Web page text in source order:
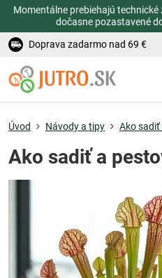
Momentálne prebiehajú
dočasne pozastavené
Doprava zadarmo nad 69 €
Úvod Návody a tipy Ako
Ako sadiť a